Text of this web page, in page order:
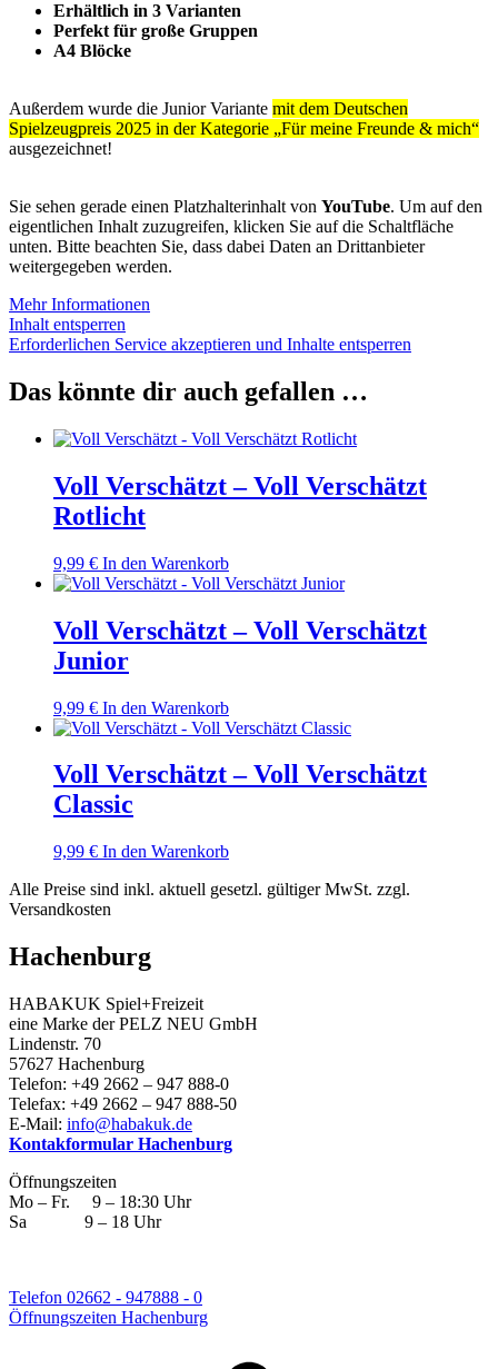
Erhältlich in 3 Varianten
Perfekt für große Gruppen
A4 Blöcke
Außerdem wurde die Junior Variante mit dem Deutschen
Spielzeugpreis 2025 in der Kategorie „Für meine Freunde & mich“
ausgezeichnet!
Sie sehen gerade einen Platzhalterinhalt von YouTube. Um auf den
eigentlichen Inhalt zuzugreifen, klicken Sie auf die Schaltfläche
unten. Bitte beachten Sie, dass dabei Daten an Drittanbieter
weitergegeben werden.
Mehr Informationen
Inhalt entsperren
Erforderlichen Service akzeptieren und Inhalte entsperren
Das könnte dir auch gefallen …
Voll Verschätzt – Voll Verschätzt
Rotlicht
9,99 € In den Warenkorb
Voll Verschätzt – Voll Verschätzt
Junior
9,99 € In den Warenkorb
Voll Verschätzt – Voll Verschätzt
Classic
9,99 € In den Warenkorb
Alle Preise sind inkl. aktuell gesetzl. gültiger MwSt. zzgl.
Versandkosten
Hachenburg
HABAKUK Spiel+Freizeit
eine Marke der PELZ NEU GmbH
Lindenstr. 70
57627 Hachenburg
Telefon: +49 2662 – 947 888-0
Telefax: +49 2662 – 947 888-50
E-Mail: info@habakuk.de
Kontakformular Hachenburg
Öffnungszeiten
Mo – Fr. 9 – 18:30 Uhr
Sa 9 – 18 Uhr
Telefon 02662 - 947888 - 0
Öffnungszeiten Hachenburg